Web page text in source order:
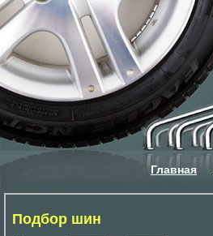
Главная
Подбор шин